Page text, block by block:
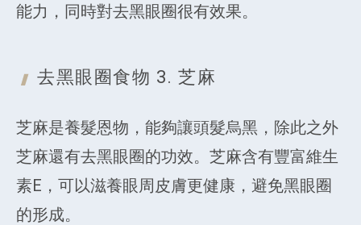
能力，同時對去黑眼圈很有效果。
去黑眼圈食物 3. 芝麻
芝麻是養髮恩物，能夠讓頭髮烏黑，除此之外
芝麻還有去黑眼圈的功效。芝麻含有豐富維生
素E，可以滋養眼周皮膚更健康，避免黑眼圈
的形成。